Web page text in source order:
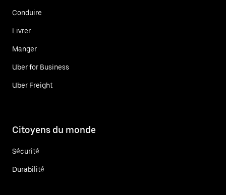
Conduire
Livrer
Manger
Uber for Business
Uber Freight
Citoyens du monde
Sécurité
Durabilité